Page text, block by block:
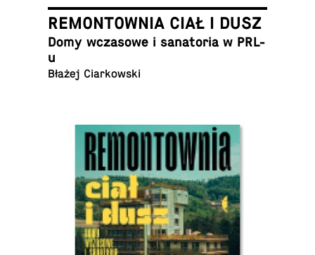
REMONTOWNIA CIAŁ I DUSZ
Domy wcza­so­we i sa­na­to­ria w PRL-
u
Błażej Ciarkowski